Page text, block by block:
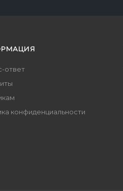
ответ
конфиденциальности